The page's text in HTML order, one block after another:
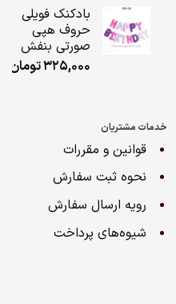
بادکنک فویلی
حروف هپی
صورتی بنفش
325,000تومان
خدمات مشتریان
قوانین و مقررات
نحوه ثبت سفارش
رویه ارسال سفارش
شیوه‌های پرداخت